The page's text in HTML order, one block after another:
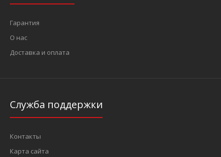
Гарантия
О нас
Доставка и оплата
Служба поддержки
Контакты
Карта сайта